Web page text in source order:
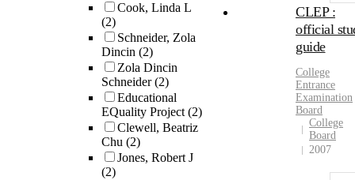
Cook, Linda L
(2)
Schneider, Zola
Dincin (2)
Zola Dincin
Schneider(2)
Educational
EQuality Project(2)
Clewell, Beatriz
Chu (2)
Jones, Robert J
(2)
CLEP :
official
guide
College
Entrance
Examination
Board
College
Board
2007